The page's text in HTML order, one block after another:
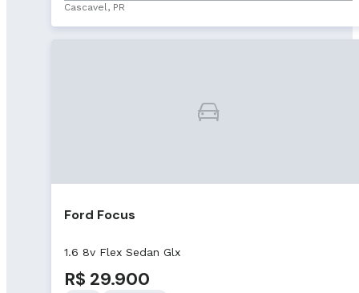
Cascavel, PR
Ford Focus
1.6 8v Flex Sedan Glx
R$ 29.900